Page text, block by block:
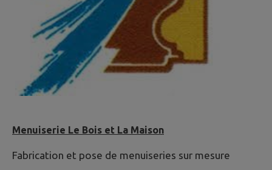
Menuiserie Le Bois et La Maison
Fabrication et pose de menuiseries sur mesure